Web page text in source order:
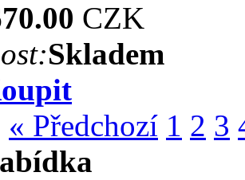
CZK
Skladem
« Předchozí 1 2 3